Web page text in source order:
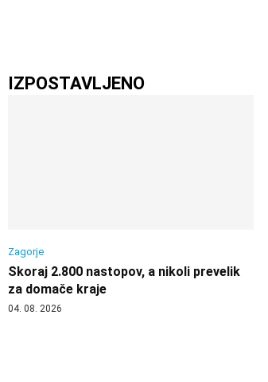
IZPOSTAVLJENO
Zagorje
Skoraj 2.800 nastopov, a nikoli prevelik
za domače kraje
04. 08. 2026